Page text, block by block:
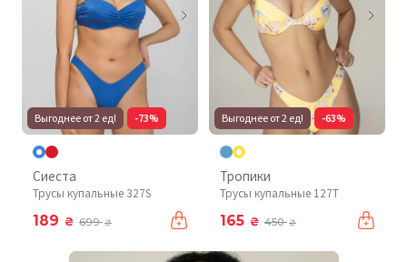
Выгоднее от 2 ед! -73%
Сиеста
Трусы купальные 327S
189 ₴ 699₴
Выгоднее от 2 ед! -63%
Тропики
Трусы купальные 127T
165 ₴ 450₴